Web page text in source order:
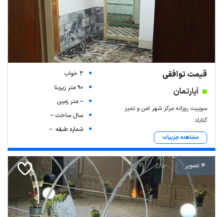
قیمت توافقی
آپارتمان
سوییت روزانه مرکز شهر امن و تمیز
گناباد
مشاهده جزییات
2 خواب
90 متر زیربنا
-- متر زمین
سال ساخت --
شماره طبقه: --
4 تصویر